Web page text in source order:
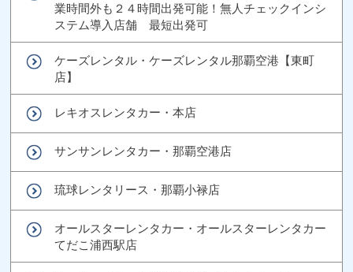
業時間外も２４時間出発可能！無人チェックインシ
ステム導入店舗 最短出発可
ケーズレンタル・ケーズレンタル那覇空港【東町
店】
レキオスレンタカー・本店
サンサンレンタカー・那覇空港店
琉球レンタリース・那覇小禄店
オールスターレンタカー・オールスターレンタカー
てだこ浦西駅店